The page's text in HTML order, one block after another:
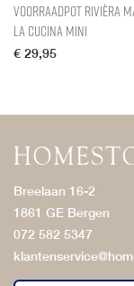
Voorraadpot Rivièra
La Cucina Mini
€ 29,95
Breelaan 16-2
1861 GE Bergen
072 582 5347